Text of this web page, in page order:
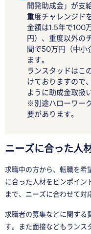
開発助成金」が支
重度チャレンジド
金額は1.5年で100
円）、重度以外の
間で50万円（中小
ます。
ランスタッドはこ
けておりますので
ように助成金取扱
※別途ハローワー
要があります。
ニーズに合った人
求職中の方から、転職を希
に合った人材をピンポイン
まで、ニーズに合わせて対
求職者の募集などに関する
す。また面接などもランス